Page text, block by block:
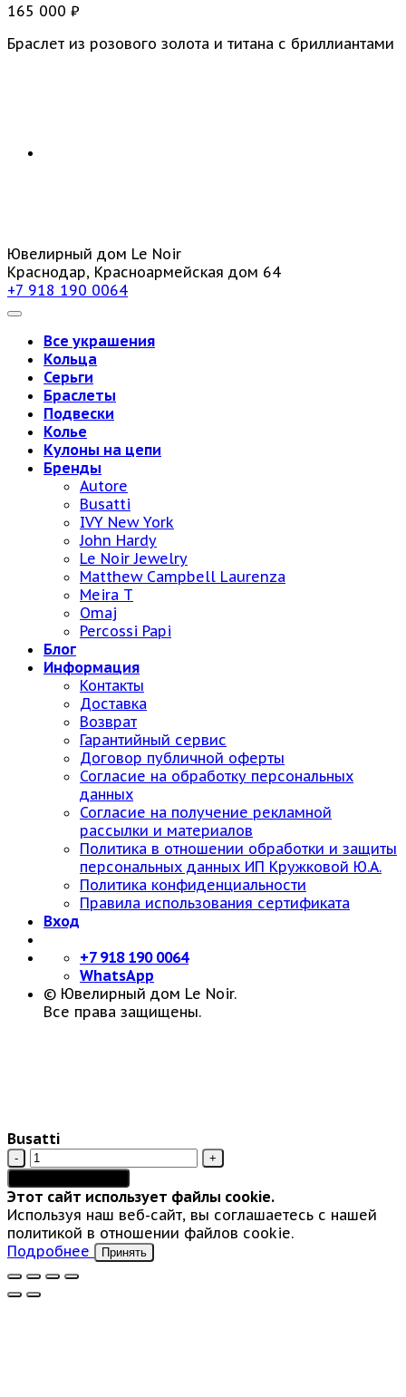
165 000 ₽
Браслет из розового золота и титана с бриллиантами
Ювелирный дом Le Noir
Краснодар, Красноармейская дом 64
+7 918 190 0064
Все украшения
Кольца
Серьги
Браслеты
Подвески
Колье
Кулоны на цепи
Бренды
Autore
Busatti
IVY New York
John Hardy
Le Noir Jewelry
Matthew Campbell Laurenza
Meira T
Omaj
Percossi Papi
Блог
Информация
Контакты
Доставка
Возврат
Гарантийный сервис
Договор публичной оферты
Согласие на обработку персональных
данных
Согласие на получение рекламной
рассылки и материалов
Политика в отношении обработки и защиты
персональных данных ИП Кружковой Ю.А.
Политика конфиденциальности
Правила использования сертификата
Вход
+7 918 190 0064
WhatsApp
© Ювелирный дом Le Noir.
Все права защищены.
Busatti
Количество
товара
Busatti
Этот сайт использует файлы cookie.
Используя наш веб-сайт, вы соглашаетесь с нашей
политикой в отношении файлов cookie.
Подробнее
Принять